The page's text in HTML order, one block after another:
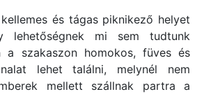
és tágas piknikező helyet
lehetőségnek mi sem tudtunk
a szakaszon homokos, füves és
lehet találni, melynél nem
mellett szállnak partra a